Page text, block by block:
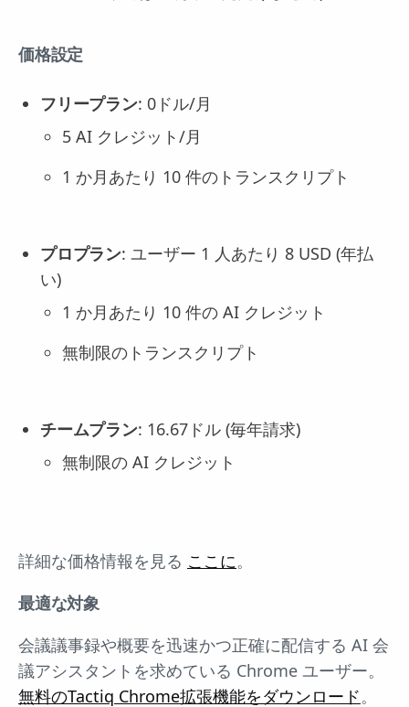
価格設定
フリープラン: 0ドル/月
5 AI クレジット/月
1 か月あたり 10 件のトランスクリプト
プロプラン: ユーザー 1 人あたり 8 USD (年払
い)
1 か月あたり 10 件の AI クレジット
無制限のトランスクリプト
チームプラン: 16.67ドル (毎年請求)
無制限の AI クレジット
詳細な価格情報を見る ここに。
最適な対象
会議議事録や概要を迅速かつ正確に配信する AI 会
議アシスタントを求めている Chrome ユーザー。
無料のTactiq Chrome拡張機能をダウンロード。